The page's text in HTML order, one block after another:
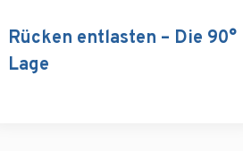
Rücken entlasten – Die 90°
Lage